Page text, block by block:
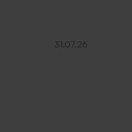
31.07.26